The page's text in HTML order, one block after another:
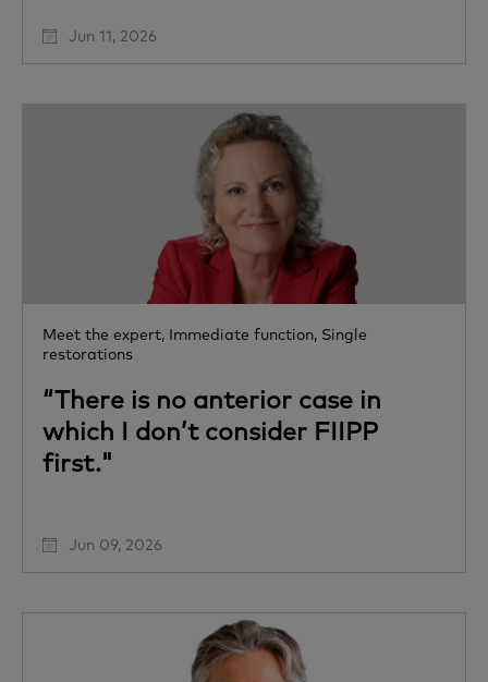
Jun 11, 2026
Meet the expert, Immediate function, Single
restorations
“There is no anterior case in
which I don’t consider FIIPP
first."
Jun 09, 2026